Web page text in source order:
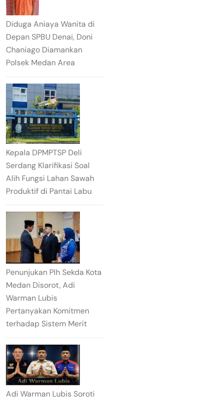
Diduga Aniaya Wanita di
Depan SPBU Denai, Doni
Chaniago Diamankan
Polsek Medan Area
Kepala DPMPTSP Deli
Serdang Klarifikasi Soal
Alih Fungsi Lahan Sawah
Produktif di Pantai Labu
Penunjukan Plh Sekda Kota
Medan Disorot, Adi
Warman Lubis
Pertanyakan Komitmen
terhadap Sistem Merit
Adi Warman Lubis Soroti